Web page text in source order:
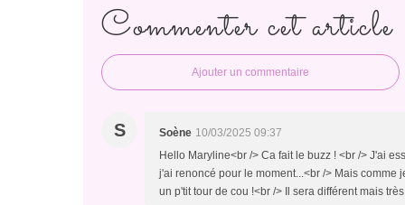
Commenter cet article
Ajouter un commentaire
S Soène 10/03/2025 09:37
Hello Maryline<br /> Ca fait le buzz ! <br /> J'ai
j'ai renoncé pour le moment...<br /> Mais comme
un p'tit tour de cou !<br /> Il sera différent mais